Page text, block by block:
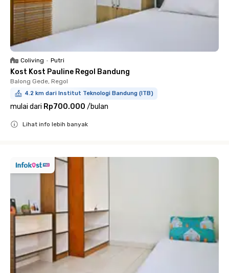
Coliving • Putri
Kost Kost Pauline Regol Bandung
Balong Gede, Regol
4.2 km dari Institut Teknologi Bandung (ITB)
mulai dari Rp700.000 /bulan
Lihat info lebih banyak